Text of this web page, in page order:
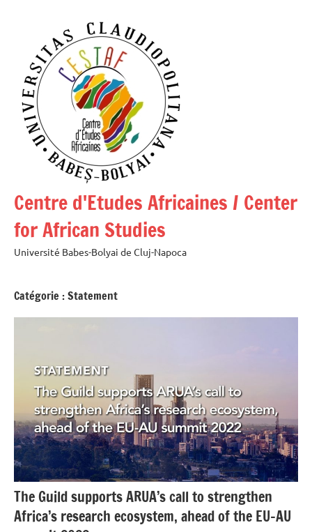
Centre d'Etudes Africaines / Center
for African Studies
Université Babes-Bolyai de Cluj-Napoca
Catégorie :Statement
The Guild supports ARUA’s call to strengthen
Africa’s research ecosystem, ahead of the EU-AU